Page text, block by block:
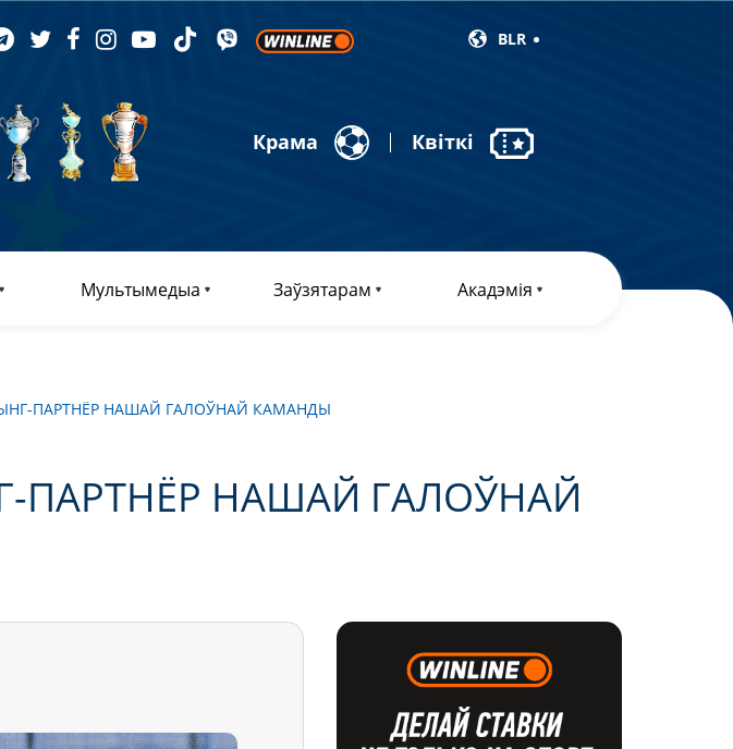
BLR
Крама Квіткі
Мультымедыа Заўзятарам Акадэмія
ПАРТНЁР НАШАЙ ГАЛОЎНАЙ КАМАНДЫ
ПАРТНЁР НАШАЙ ГАЛОЎНАЙ